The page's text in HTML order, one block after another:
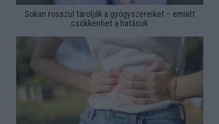
Sokan rosszul tárolják a gyógyszereiket – emiatt
csökkenhet a hatásuk